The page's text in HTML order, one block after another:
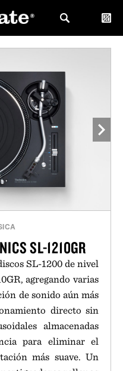
SL-1210GR
SL-1200 de nivel
agregando varias
de sonido aún más
directo sin
almacenadas
para eliminar el
más suave. Un